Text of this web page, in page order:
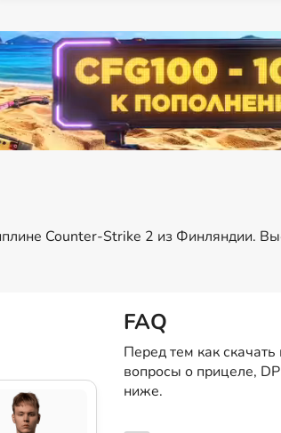
Counter-Strike 2 из Финляндии.
FAQ
Перед тем как
вопросы о прицеле,
ниже.